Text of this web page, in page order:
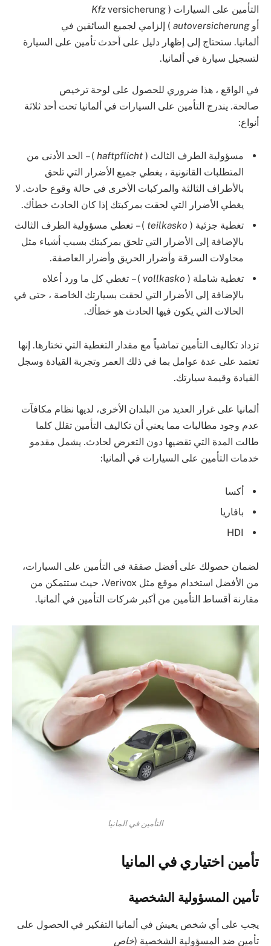
التأمين على السيارات ( Kfzversicherung
أوautoversicherung ) إلزامي لجميع السائقين في
ألمانيا. ستحتاج إلى إظهار دليل على أحدث تأمين على السيارة
لتسجيل سيارة في ألمانيا.
في الواقع ، هذا ضروري للحصول على لوحة ترخيص
صالحة. يندرج التأمين على السيارات في ألمانيا تحت أحد ثلاثة
أنواع:
مسؤولية الطرف الثالث ( haftpflicht ) – الحد الأدنى من
المتطلبات القانونية ، يغطي جميع الأضرار التي تلحق
بالأطراف الثالثة والمركبات الأخرى في حالة وقوع حادث. لا
يغطي الأضرار التي لحقت بمركبتك إذا كان الحادث خطأك.
تغطية جزئية ( teilkasko ) – تغطي مسؤولية الطرف الثالث
بالإضافة إلى الأضرار التي تلحق بمركبتك بسبب أشياء مثل
محاولات السرقة وأضرار الحريق وأضرار العاصفة.
تغطية شاملة ( vollkasko ) – تغطي كل ما ورد أعلاه
بالإضافة إلى الأضرار التي لحقت بسيارتك الخاصة ، حتى في
الحالات التي يكون فيها الحادث هو خطأك.
تزداد تكاليف التأمين تماشياً مع مقدار التغطية التي تختارها. إنها
تعتمد على عدة عوامل بما في ذلك العمر وتجربة القيادة وسجل
القيادة وقيمة سيارتك.
ألمانيا على غرار العديد من البلدان الأخرى، لديها نظام مكافآت
عدم وجود مطالبات مما يعني أن تكاليف التأمين تقلل كلما
طالت المدة التي تقضيها دون التعرض لحادث. يشمل مقدمو
خدمات التأمين على السيارات في ألمانيا:
أكسا
بافاريا
HDI
لضمان حصولك على أفضل صفقة في التأمين على السيارات،
من الأفضل استخدام موقع مثل Verivox، حيث ستتمكن من
مقارنة أقساط التأمين من أكبر شركات التأمين في ألمانيا.
التأمين في المانيا
تأمين اختياري في المانيا
تأمين المسؤولية الشخصية
يجب على أي شخص يعيش في ألمانيا التفكير في الحصول على
تأمين ضد المسؤولية الشخصية (خاص